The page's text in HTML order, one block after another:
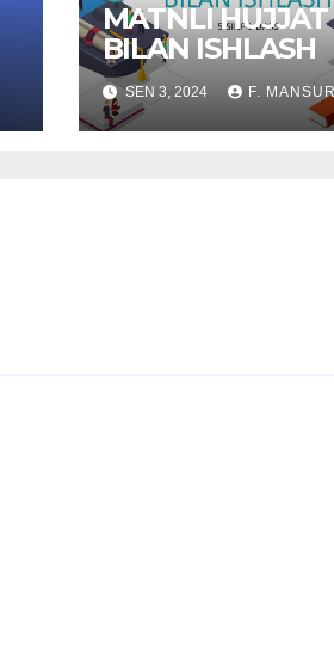
MATNLI HUJJAT
BILAN ISHLASH
SEN 3, 2024 F.